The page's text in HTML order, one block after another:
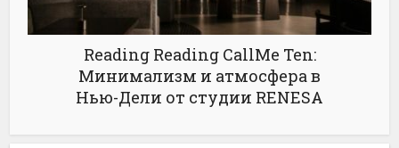
Reading Reading CallMe Ten:
Минимализм и атмосфера в
Нью-Дели от студии RENESA